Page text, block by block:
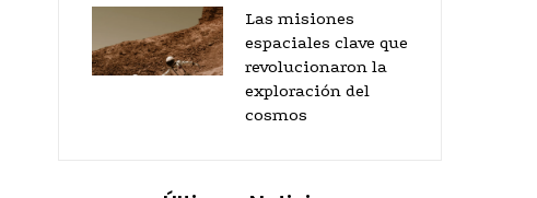
Las misiones
espaciales clave que
revolucionaron la
exploración del
cosmos